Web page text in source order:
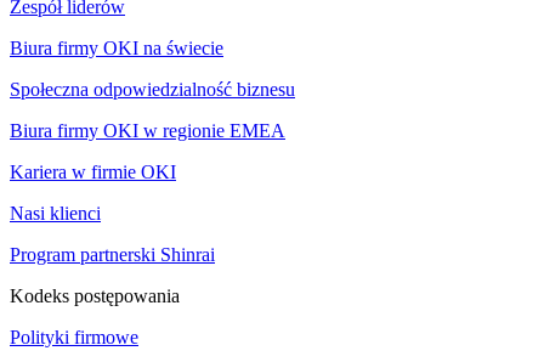
Zespół liderów
Biura firmy OKI na świecie
Społeczna odpowiedzialność biznesu
Biura firmy OKI w regionie EMEA
Kariera w firmie OKI
Nasi klienci
Program partnerski Shinrai
Kodeks postępowania
Polityki firmowe